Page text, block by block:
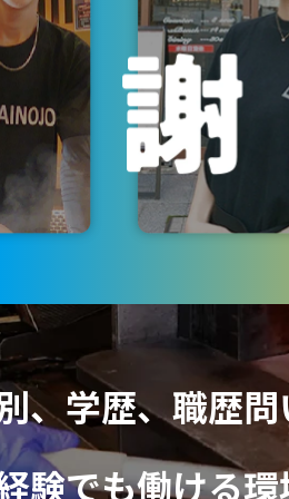
、学歴、職歴
験でも働ける